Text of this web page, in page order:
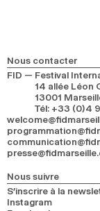
Nous contacter
FID — Festival
14 allée Léon
13001
Tél: +33 (0)4
Nous suivre
S’inscrire à la
Instagram